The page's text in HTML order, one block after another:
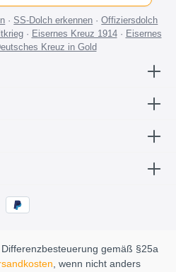
·SS-Dolch erkennen ·Offiziersdolch
· Eisernes Kreuz 1914· Eisernes
Kreuz in Gold
gemäß §25a
, wenn nicht anders